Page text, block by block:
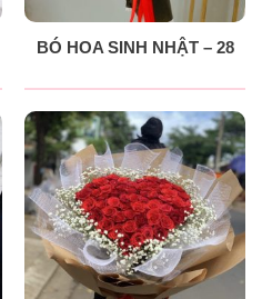
BÓ HOA SINH NHẬT – 28